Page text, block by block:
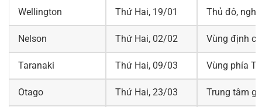
Wellington Thứ Hai, 19/01 Thủ đô, nghỉ
Nelson Thứ Hai, 02/02 Vùng định
Taranaki Thứ Hai, 09/03 Vùng phía
Otago Thứ Hai, 23/03 Trung tâm